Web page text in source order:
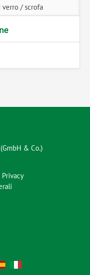
verro / scrofa
& Co.)